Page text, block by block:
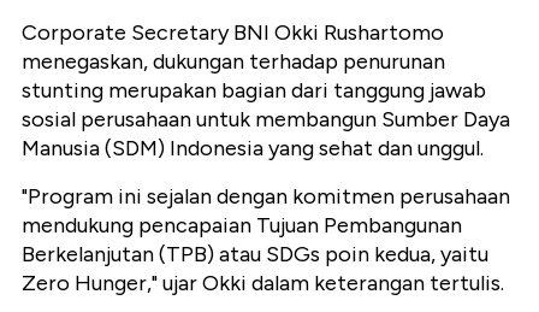
Corporate Secretary BNI Okki Rushartomo
menegaskan, dukungan terhadap penurunan
stunting merupakan bagian dari tanggung jawab
sosial perusahaan untuk membangun Sumber Daya
Manusia (SDM) Indonesia yang sehat dan unggul.
"Program ini sejalan dengan komitmen perusahaan
mendukung pencapaian Tujuan Pembangunan
Berkelanjutan (TPB) atau SDGs poin kedua, yaitu
Zero Hunger," ujar Okki dalam keterangan tertulis.